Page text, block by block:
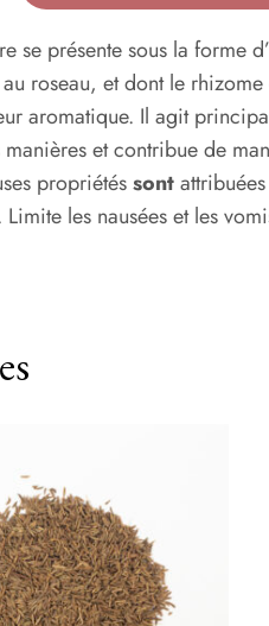
se présente sous la forme
au roseau, et dont le
aromatique. Il agit
et contribue de
propriétéssont
les nausées et les